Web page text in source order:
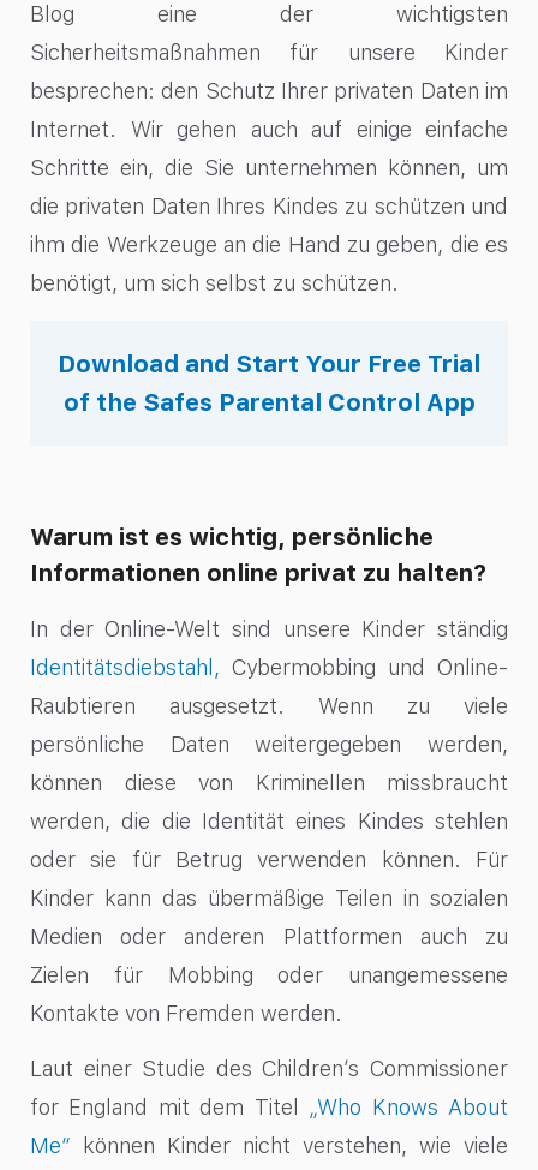
Blog eine der wichtigsten
Sicherheitsmaßnahmen für unsere Kinder
besprechen: den Schutz Ihrer privaten Daten im
Internet. Wir gehen auch auf einige einfache
Schritte ein, die Sie unternehmen können, um
die privaten Daten Ihres Kindes zu schützen und
ihm die Werkzeuge an die Hand zu geben, die es
benötigt, um sich selbst zu schützen.
Download and Start Your Free Trial
of the Safes Parental Control App
Warum ist es wichtig, persönliche
Informationen online privat zu halten?
In der Online-Welt sind unsere Kinder ständig
Identitätsdiebstahl, Cybermobbing und Online-
Raubtieren ausgesetzt. Wenn zu viele
persönliche Daten weitergegeben werden,
können diese von Kriminellen missbraucht
werden, die die Identität eines Kindes stehlen
oder sie für Betrug verwenden können. Für
Kinder kann das übermäßige Teilen in sozialen
Medien oder anderen Plattformen auch zu
Zielen für Mobbing oder unangemessene
Kontakte von Fremden werden.
Laut einer Studie des Children’s Commissioner
for England mit dem Titel „Who Knows About
Me“ können Kinder nicht verstehen, wie viele